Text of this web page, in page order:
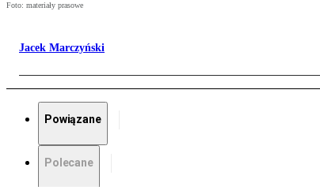
Foto: materiały prasowe
Jacek Marczyński
Powiązane
Polecane